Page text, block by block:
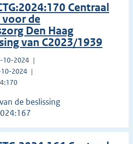
Centraal
voor de
Den Haag
van C2023/1939
10-2024
2024
de beslissing